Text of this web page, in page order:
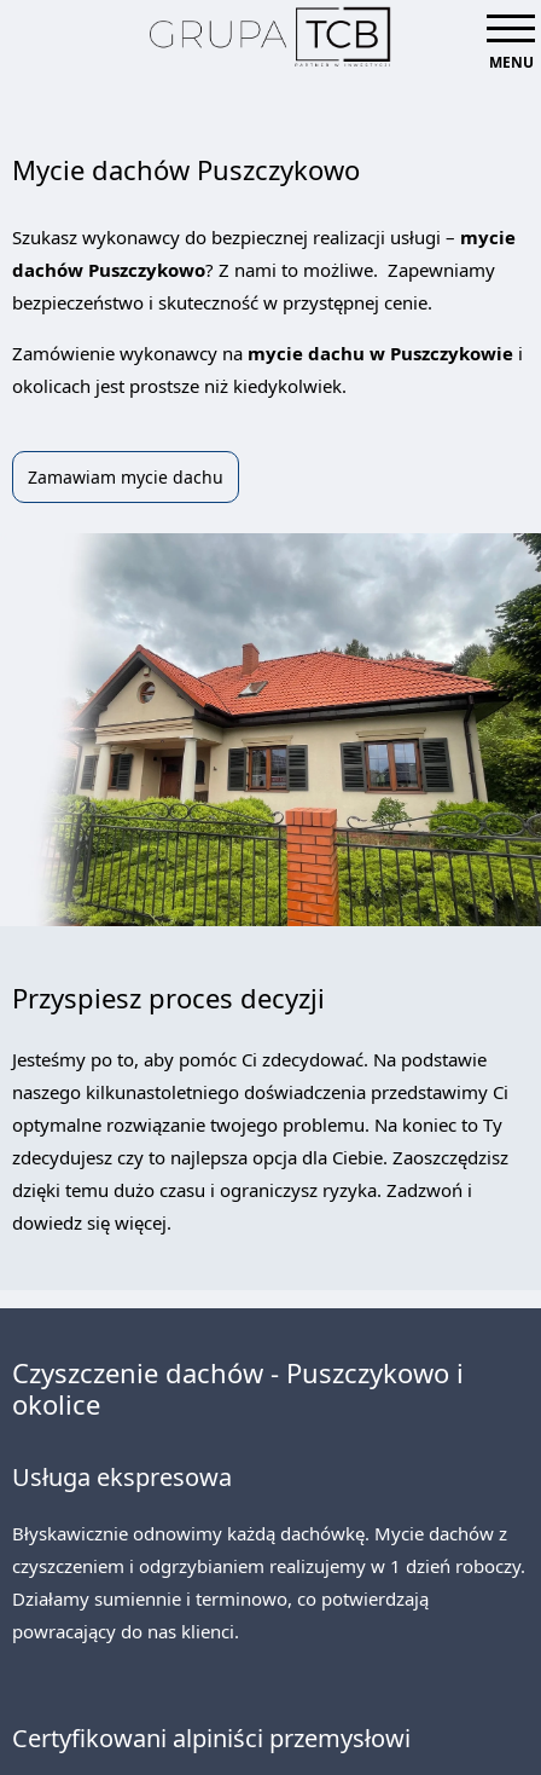
MENU
Mycie dachów Puszczykowo
Szukasz wykonawcy do bezpiecznej realizacji usługi – mycie
dachów Puszczykowo? Z nami to możliwe. Zapewniamy
bezpieczeństwo i skuteczność w przystępnej cenie.
Zamówienie wykonawcy na mycie dachu w Puszczykowie i
okolicach jest prostsze niż kiedykolwiek.
Zamawiam mycie dachu
Przyspiesz proces decyzji
Jesteśmy po to, aby pomóc Ci zdecydować. Na podstawie
naszego kilkunastoletniego doświadczenia przedstawimy Ci
optymalne rozwiązanie twojego problemu. Na koniec to Ty
zdecydujesz czy to najlepsza opcja dla Ciebie. Zaoszczędzisz
dzięki temu dużo czasu i ograniczysz ryzyka. Zadzwoń i
dowiedz się więcej.
Czyszczenie dachów - Puszczykowo i
okolice
Usługa ekspresowa
Błyskawicznie odnowimy każdą dachówkę. Mycie dachów z
czyszczeniem i odgrzybianiem realizujemy w 1 dzień roboczy.
Działamy sumiennie i terminowo, co potwierdzają
powracający do nas klienci.
Certyfikowani alpiniści przemysłowi